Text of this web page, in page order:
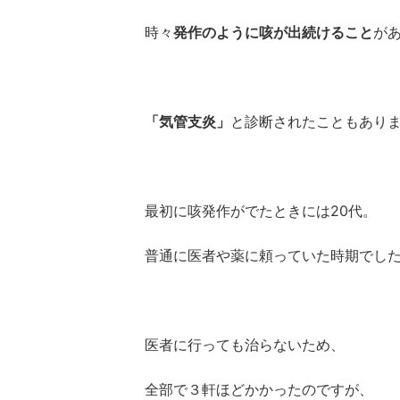
時々発作のように咳が出続けることが
「気管支炎」 と診断されたこともありま
最初に咳発作がでたときには20代。
普通に医者や薬に頼っていた時期でした
医者に行っても治らないため、
全部で３軒ほどかかったのですが、